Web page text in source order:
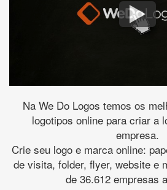
Na We Do Logos temos os
logotipos online para criar a
empresa.
Crie seu logo e marca online:
de visita, folder, flyer, website e
de 36.612 empresas